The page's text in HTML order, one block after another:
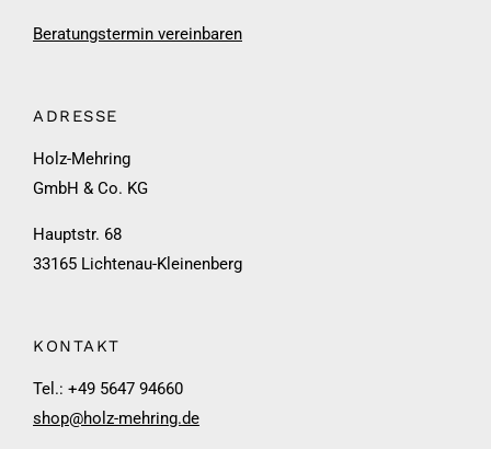
Beratungstermin vereinbaren
ADRESSE
Holz-Mehring
GmbH & Co. KG
Hauptstr. 68
33165 Lichtenau-Kleinenberg
KONTAKT
Tel.: +49 5647 94660
shop@holz-mehring.de